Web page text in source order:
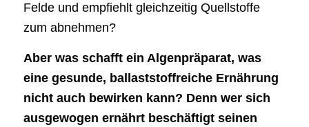
Felde und empfiehlt gleichzeitig Quellstoffe
zum abnehmen?
Aber was schafft ein Algenpräparat, was
eine gesunde, ballaststoffreiche Ernährung
nicht auch bewirken kann? Denn wer sich
ausgewogen ernährt beschäftigt seinen